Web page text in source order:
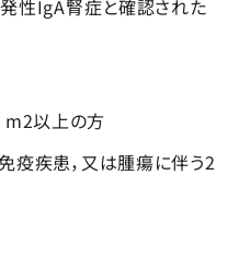
性IgA腎症と確認された
以上の方
疫疾患，又は腫瘍に伴う2